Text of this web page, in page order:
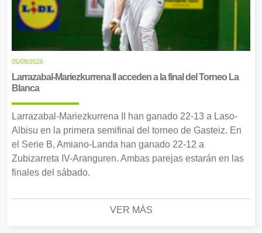
05/08/2026
Larrazabal-Mariezkurrena II acceden a la final del Torneo La
Blanca
Larrazabal-Mariezkurrena II han ganado 22-13 a Laso-
Albisu en la primera semifinal del torneo de Gasteiz. En
el Serie B, Amiano-Landa han ganado 22-12 a
Zubizarreta IV-Aranguren. Ambas parejas estarán en las
finales del sábado.
VER MÁS